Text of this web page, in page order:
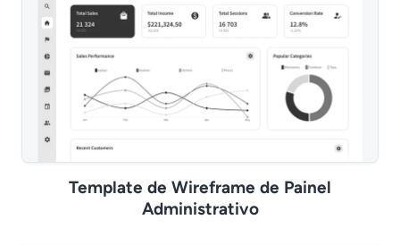
Template de Wireframe de Painel
Administrativo